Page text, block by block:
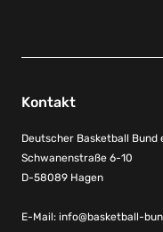
Kontakt
Deutscher Basketball Bund
Schwanenstraße 6-10
D-58089 Hagen
E-Mail: info@basketball-